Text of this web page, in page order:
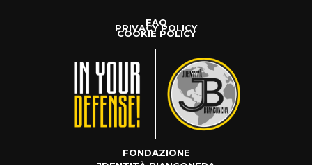
FAQ
PRIVACY POLICY
COOKIE POLICY
FONDAZIONE